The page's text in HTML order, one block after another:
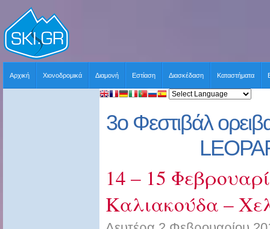
Αρχική Χιονοδρομικά Διαμονή Εστίαση Διασκέδαση Καταστήματα
3ο Φεστιβάλ
14 – 15
Καλιακούδα –